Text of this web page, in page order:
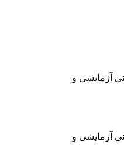
آزمایشی و
آزمایشی و